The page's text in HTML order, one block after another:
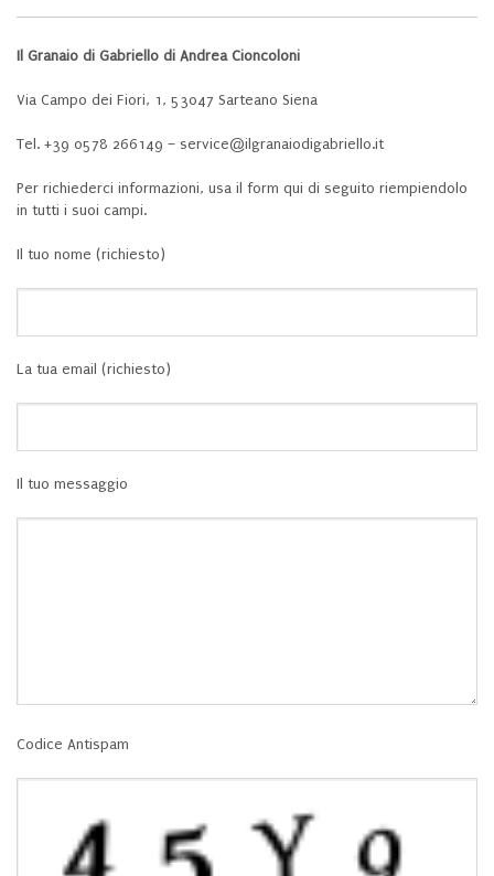
Il Granaio di Gabriello di Andrea Cioncoloni
Via Campo dei Fiori, 1, 53047 Sarteano Siena
Tel. +39 0578 266149 – service@ilgranaiodigabriello.it
Per richiederci informazioni, usa il form qui di seguito riempiendolo
in tutti i suoi campi.
Il tuo nome (richiesto)
La tua email (richiesto)
Il tuo messaggio
Codice Antispam